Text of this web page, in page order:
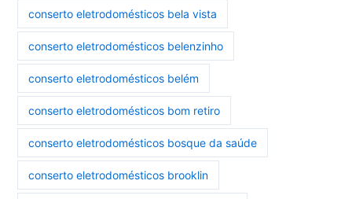
conserto eletrodomésticos bela vista
conserto eletrodomésticos belenzinho
conserto eletrodomésticos belém
conserto eletrodomésticos bom retiro
conserto eletrodomésticos bosque da saúde
conserto eletrodomésticos brooklin